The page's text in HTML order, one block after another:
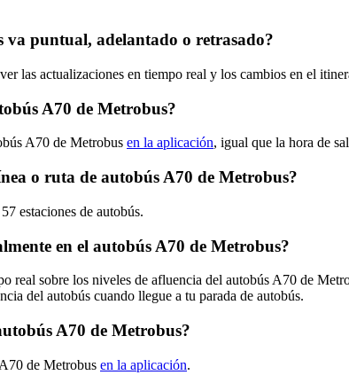
va puntual, adelantado o retrasado?
las actualizaciones en tiempo real y los cambios en el
A70 de Metrobus?
A70 de Metrobus en la aplicación, igual que la hora de
o ruta de autobús A70 de Metrobus?
estaciones de autobús.
en el autobús A70 de Metrobus?
real sobre los niveles de afluencia del autobús A70 de
del autobús cuando llegue a tu parada de autobús.
A70 de Metrobus?
de Metrobus en la aplicación.